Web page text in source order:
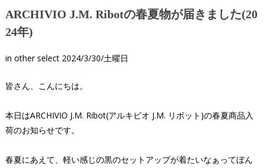
ARCHIVIO J.M. Ribotの春夏物が届きました(20
24年)
in other select2024/3/30/土曜日
皆さん、こんにちは。
本日はARCHIVIO J.M. Ribot(アルキビオ J.M. リボット)の春夏商品入
荷のお知らせです。
春夏にあえて、軽い感じの黒のセットアップが着たいなぁってぼん